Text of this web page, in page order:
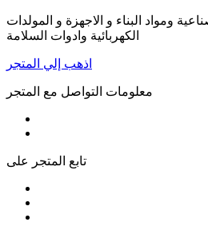
ومواد البناء و الاجهزة و المولدات
الكهربائية وادوات السلامة
اذهب إلي المتجر
معلومات التواصل مع المتجر
تابع المتجر على